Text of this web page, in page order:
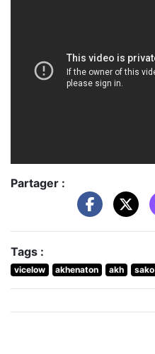
Partager :
Tags :
vicelow akhenaton akh sako